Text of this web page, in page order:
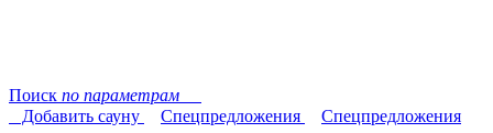
Поиск по параметрам
Добавить сауну
Спецпредложения
Спецпредложения